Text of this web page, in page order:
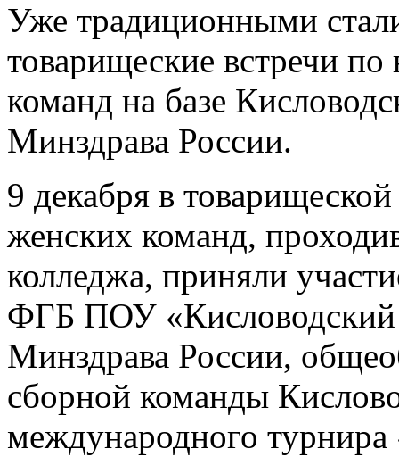
Уже традиционными
товарищеские встречи
команд на базе
Минздрава России.
9 декабря в
женских команд,
колледжа, приняли
ФГБ ПОУ «Кисловодский
Минздрава России,
сборной команды
международного